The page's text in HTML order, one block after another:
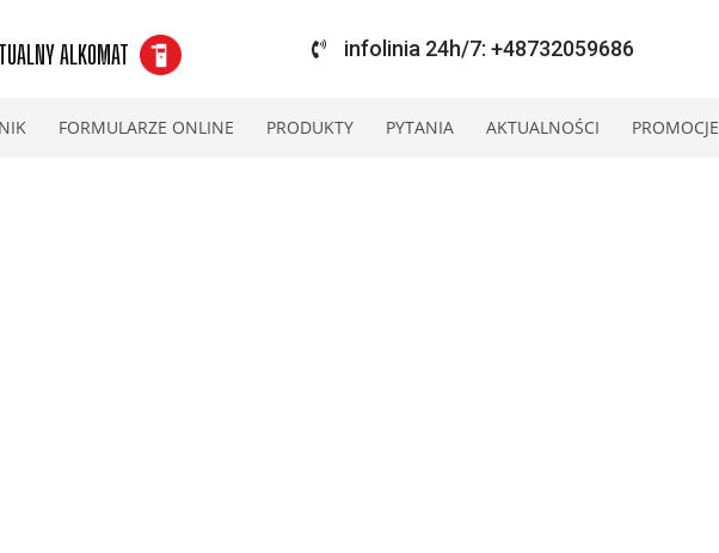
ALKOMAT infolinia 24h/7: +48732059686
FORMULARZE ONLINE PRODUKTY PYTANIA AKTUALNOŚCI PROMOCJE